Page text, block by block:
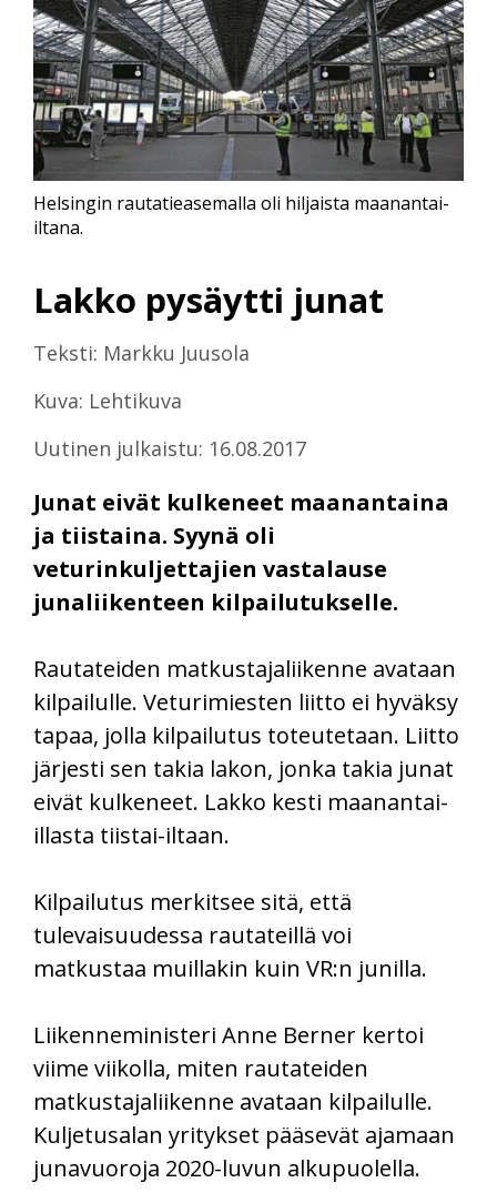
Lakko pysäytti junat
Teksti: Markku Juusola
Kuva: Lehtikuva
Uutinen julkaistu: 16.08.2017
Junat eivät kulkeneet maanantaina
ja tiistaina. Syynä oli
veturinkuljettajien vastalause
junaliikenteen kilpailutukselle.
Helsingin rautatieasemalla oli hiljaista maanantai-
iltana.
Rautateiden matkustajaliikenne avataan
kilpailulle. Veturimiesten liitto ei hyväksy
tapaa, jolla kilpailutus toteutetaan. Liitto
järjesti sen takia lakon, jonka takia junat
eivät kulkeneet. Lakko kesti maanantai-
illasta tiistai-iltaan.
Kilpailutus merkitsee sitä, että
tulevaisuudessa rautateillä voi
matkustaa muillakin kuin VR:n junilla.
Liikenneministeri Anne Berner kertoi
viime viikolla, miten rautateiden
matkustajaliikenne avataan kilpailulle.
Kuljetusalan yritykset pääsevät ajamaan
junavuoroja 2020-luvun alkupuolella.